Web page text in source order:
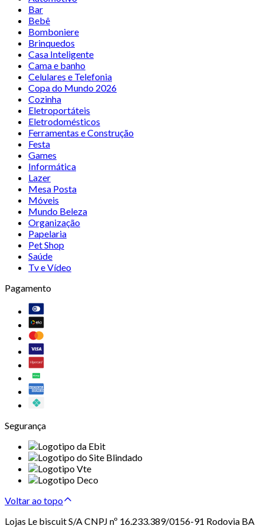
Bar
Bebê
Bomboniere
Brinquedos
Casa Inteligente
Cama e banho
Celulares e Telefonia
Copa do Mundo 2026
Cozinha
Eletroportáteis
Eletrodomésticos
Ferramentas e Construção
Festa
Games
Informática
Lazer
Mesa Posta
Móveis
Mundo Beleza
Organização
Papelaria
Pet Shop
Saúde
Tv e Vídeo
Pagamento
Segurança
Voltar ao topo
Lojas Le biscuit S/A CNPJ nº 16.233.389/0156-91 Rodovia BA